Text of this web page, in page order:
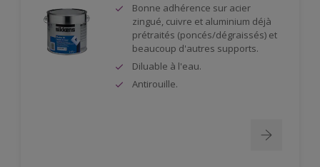
Bonne adhérence sur acier
zingué, cuivre et aluminium déjà
prétraités (poncés/dégraissés) et
beaucoup d'autres supports.
Diluable à l'eau.
Antirouille.